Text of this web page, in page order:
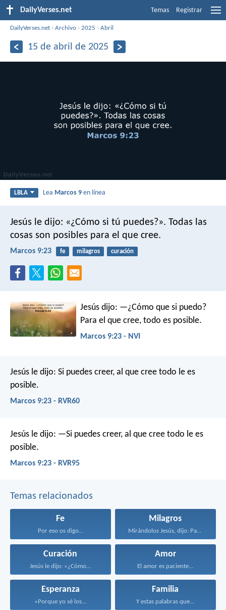
DailyVerses.net Temas Registrar
DailyVerses.net ›Archivo ›2025 ›Abril
15 de abril de 2025
LBLA Lea Marcos 9 en línea
Jesús le dijo: «¿Cómo si tú puedes?». Todas las
cosas son posibles para el que cree.
Marcos 9:23 fe milagros curación
Jesús dijo: —¿Cómo que si puedo?
Para el que cree, todo es posible.
Marcos 9:23 - NVI
Jesús le dijo: Si puedes creer, al que cree todo le es
posible.
Marcos 9:23 - RVR60
Jesús le dijo: —Si puedes creer, al que cree todo le es
posible.
Marcos 9:23 - RVR95
Temas relacionados
Fe
Por eso os digo...
Milagros
Mirándolos Jesús, dijo: Para...
Curación
Jesús le dijo: «¿Cómo...
Amor
El amor es paciente...
Esperanza
«Porque yo sé los...
Familia
Y estas palabras que...